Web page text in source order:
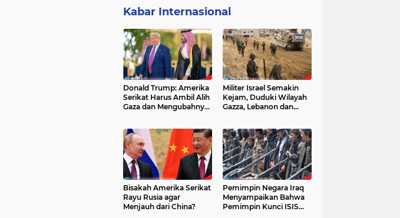
Kabar Internasional
Donald Trump: Amerika
Serikat Harus Ambil Alih
Gaza dan Mengubahnya
Militer Israel Semakin
Kejam, Duduki Wilayah
Gazza, Lebanon dan
Bisakah Amerika Serikat
Rayu Rusia agar
Menjauh dari China?
Pemimpin Negara Iraq
Menyampaikan Bahwa
Pemimpin Kunci ISIS